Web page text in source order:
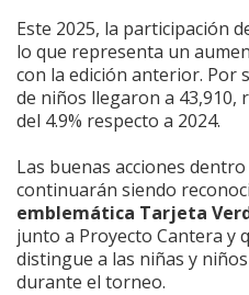
Este 2025, la participación
lo que representa un
con la edición anterior. Por
de niños llegaron a
del 4.9% respecto a 2024.
Las buenas acciones
continuarán siendo
emblemática Tarjeta
junto a Proyecto Cantera y
distingue a las niñas y
durante el torneo.